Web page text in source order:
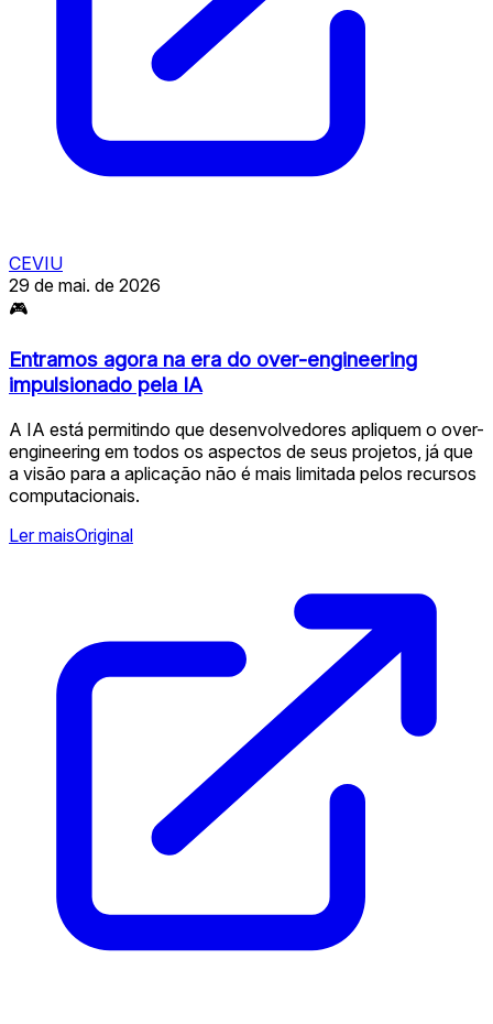
CEVIU
29 de mai. de 2026
🎮
Entramos agora na era do over-engineering
impulsionado pela IA
A IA está permitindo que desenvolvedores apliquem o over-
engineering em todos os aspectos de seus projetos, já que
a visão para a aplicação não é mais limitada pelos recursos
computacionais.
Ler maisOriginal